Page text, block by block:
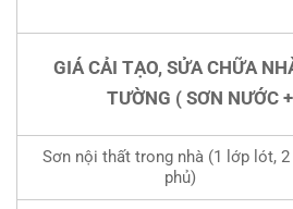
GIÁ CẢI TẠO, SỬA CHỮA
TƯỜNG ( SƠN NƯỚC
Sơn nội thất trong nhà (1 lớp lót,
phủ)